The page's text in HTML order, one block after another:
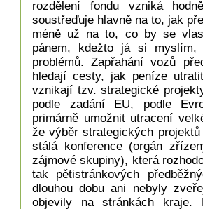
rozdělení fondu vzniká
soustřeďuje hlavně na to, jak
méně už na to, co by se
pánem, kdežto já si
problémů. Zapřahání vozů
hledají cesty, jak peníze
vznikají tzv. strategické
podle zadání EU, podle
primárně umožnit utracení
že výběr strategických
stálá konference (orgán
zájmové skupiny), která
tak pětistránkových
dlouhou dobu ani nebyly
objevily na stránkách kraje.